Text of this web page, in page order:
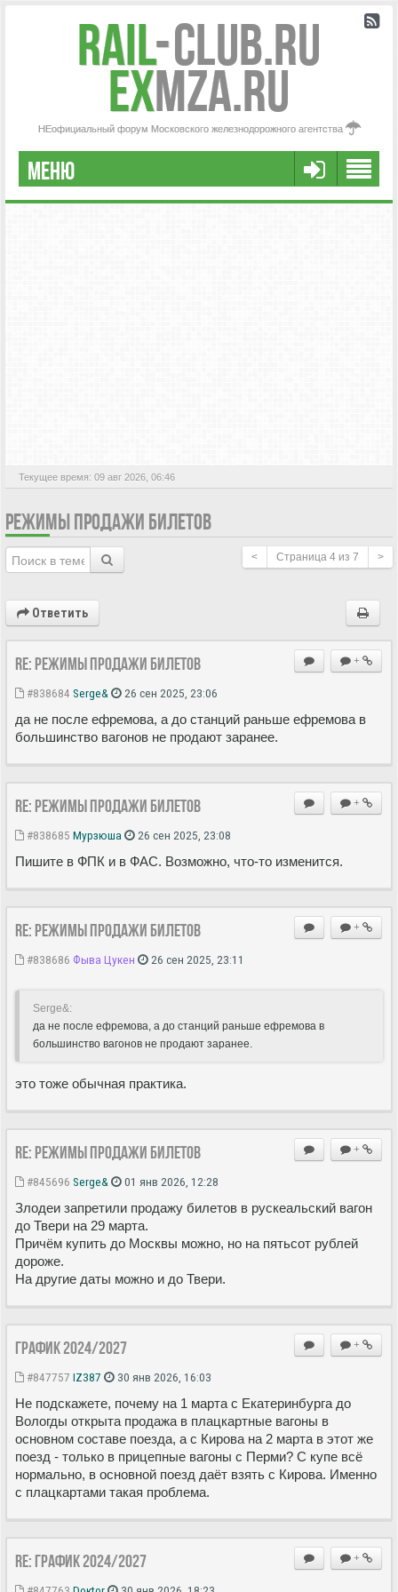
Rail-Club.RU
exMZA.RU
НЕофициальный форум Московского железнодорожного агентства
МЕНЮ
РЕГИСТРАЦИЯ
Текущее время: 09 авг 2026, 06:46
РЕЖИМЫ ПРОДАЖИ БИЛЕТОВ
< Страница 4 из 7 >
Ответить
+
Re: Режимы продажи билетов
#838684 Serge& 26 сен 2025, 23:06
да не после ефремова, а до станций раньше ефремова в
большинство вагонов не продают заранее.
+
Re: Режимы продажи билетов
#838685 Мурзюша 26 сен 2025, 23:08
Пишите в ФПК и в ФАС. Возможно, что-то изменится.
+
Re: Режимы продажи билетов
#838686 Фыва Цукен 26 сен 2025, 23:11
Serge&:
да не после ефремова, а до станций раньше ефремова в
большинство вагонов не продают заранее.
это тоже обычная практика.
+
Re: Режимы продажи билетов
#845696 Serge& 01 янв 2026, 12:28
Злодеи запретили продажу билетов в рускеальский вагон
до Твери на 29 марта.
Причём купить до Москвы можно, но на пятьсот рублей
дороже.
На другие даты можно и до Твери.
+
ГРАФИК 2024/2027
#847757 IZ387 30 янв 2026, 16:03
Не подскажете, почему на 1 марта с Екатеринбурга до
Вологды открыта продажа в плацкартные вагоны в
основном составе поезда, а с Кирова на 2 марта в этот же
поезд - только в прицепные вагоны с Перми? С купе всё
нормально, в основной поезд даёт взять с Кирова. Именно
с плацкартами такая проблема.
+
Re: ГРАФИК 2024/2027